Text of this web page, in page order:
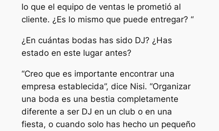
lo que el equipo de ventas le prometió al
cliente. ¿Es lo mismo que puede entregar? “
¿En cuántas bodas has sido DJ? ¿Has
estado en este lugar antes?
“Creo que es importante encontrar una
empresa establecida”, dice Nisi. “Organizar
una boda es una bestia completamente
diferente a ser DJ en un club o en una
fiesta, o cuando solo has hecho un pequeño